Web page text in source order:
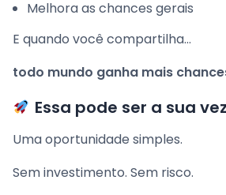
Melhora as chances gerais
E quando você compartilha…
todo mundo ganha mais
Essa pode ser a sua vez
Uma oportunidade simples.
Sem investimento. Sem risco.